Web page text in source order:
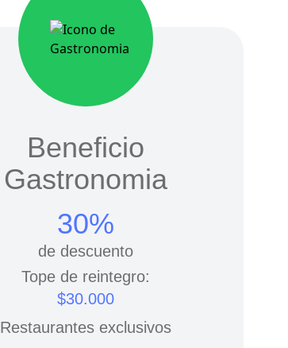
Beneficio
Gastronomia
30%
de descuento
Tope de reintegro:
$30.000
Restaurantes exclusivos